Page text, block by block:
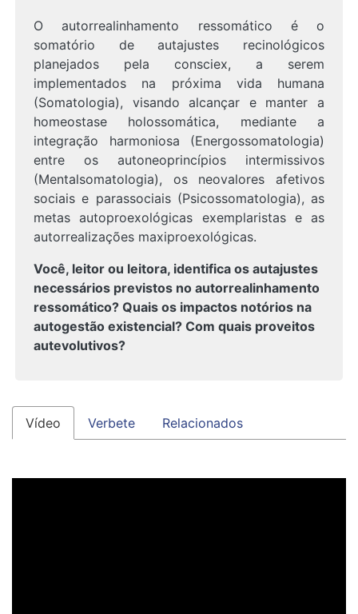
O autorrealinhamento ressomático é o
somatório de autajustes recinológicos
planejados pela consciex, a serem
implementados na próxima vida humana
(Somatologia), visando alcançar e manter a
homeostase holossomática, mediante a
integração harmoniosa (Energossomatologia)
entre os autoneoprincípios intermissivos
(Mentalsomatologia), os neovalores afetivos
sociais e parassociais (Psicossomatologia), as
metas autoproexológicas exemplaristas e as
autorrealizações maxiproexológicas.
Você, leitor ou leitora, identifica os autajustes
necessários previstos no autorrealinhamento
ressomático? Quais os impactos notórios na
autogestão existencial? Com quais proveitos
autevolutivos?
Vídeo Verbete Relacionados